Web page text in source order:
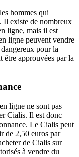
hommes qui
Il existe de nombreux
ligne, mais il est
ligne peuvent vendre
pour la
être approuvées par la
ligne ne sont pas
Cialis. Il est donc
Le Cialis peut
de 2,50 euros par
de Cialis sur
à vendre du